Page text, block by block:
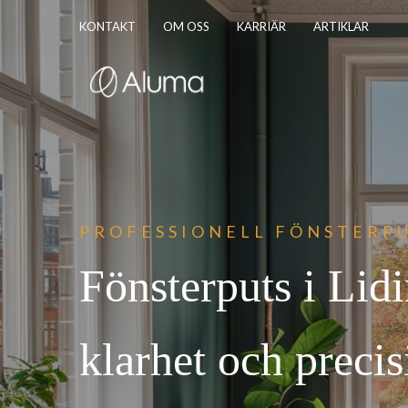
KONTAKT OM OSS KARRIÄR ARTIKLAR
PROFESSIONELL FÖNST
Fönsterputs i
klarhet och